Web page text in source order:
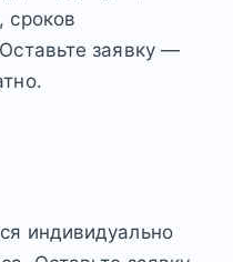
сроков
заявку —
индивидуально